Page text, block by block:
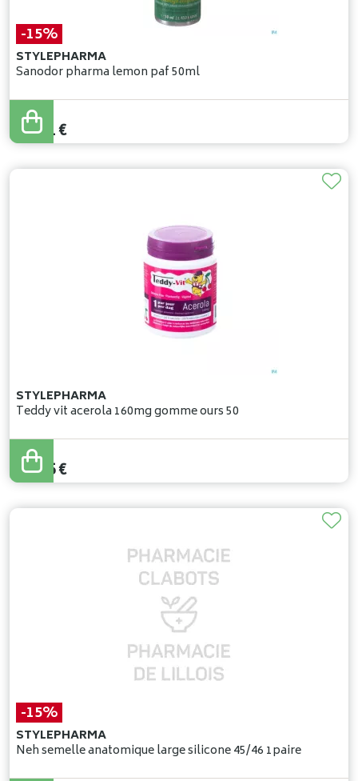
-15%
STYLEPHARMA
Sanodor pharma lemon paf 50ml
12,95
11,01€
STYLEPHARMA
Teddy vit acerola 160mg gomme ours 50
13,95€
-15%
STYLEPHARMA
Neh semelle anatomique large silicone 45/46 1paire